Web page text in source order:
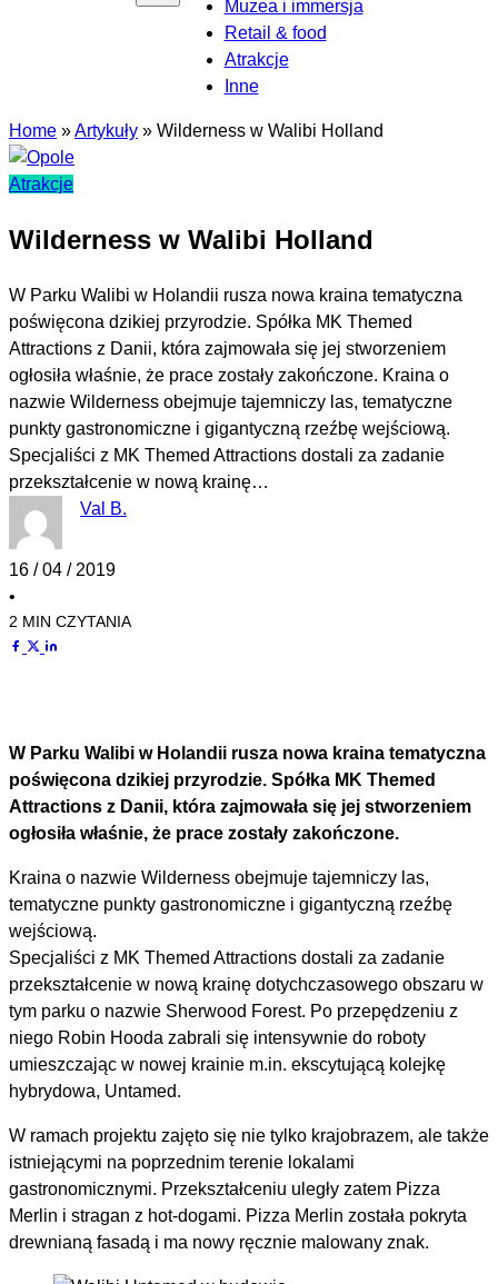
Muzea i immersja
Retail & food
Atrakcje
Inne
Home »Artykuły » Wilderness w Walibi Holland
Atrakcje
Wilderness w Walibi Holland
W Parku Walibi w Holandii rusza nowa kraina tematyczna
poświęcona dzikiej przyrodzie. Spółka MK Themed
Attractions z Danii, która zajmowała się jej stworzeniem
ogłosiła właśnie, że prace zostały zakończone. Kraina o
nazwie Wilderness obejmuje tajemniczy las, tematyczne
punkty gastronomiczne i gigantyczną rzeźbę wejściową.
Specjaliści z MK Themed Attractions dostali za zadanie
przekształcenie w nową krainę…
Val B.
16 / 04 / 2019
•
2 MIN CZYTANIA
W Parku Walibi w Holandii rusza nowa kraina tematyczna
poświęcona dzikiej przyrodzie. Spółka MK Themed
Attractions z Danii, która zajmowała się jej stworzeniem
ogłosiła właśnie, że prace zostały zakończone.
Kraina o nazwie Wilderness obejmuje tajemniczy las,
tematyczne punkty gastronomiczne i gigantyczną rzeźbę
wejściową.
Specjaliści z MK Themed Attractions dostali za zadanie
przekształcenie w nową krainę dotychczasowego obszaru w
tym parku o nazwie Sherwood Forest. Po przepędzeniu z
niego Robin Hooda zabrali się intensywnie do roboty
umieszczając w nowej krainie m.in. ekscytującą kolejkę
hybrydowa, Untamed.
W ramach projektu zajęto się nie tylko krajobrazem, ale także
istniejącymi na poprzednim terenie lokalami
gastronomicznymi. Przekształceniu uległy zatem Pizza
Merlin i stragan z hot-dogami. Pizza Merlin została pokryta
drewnianą fasadą i ma nowy ręcznie malowany znak.